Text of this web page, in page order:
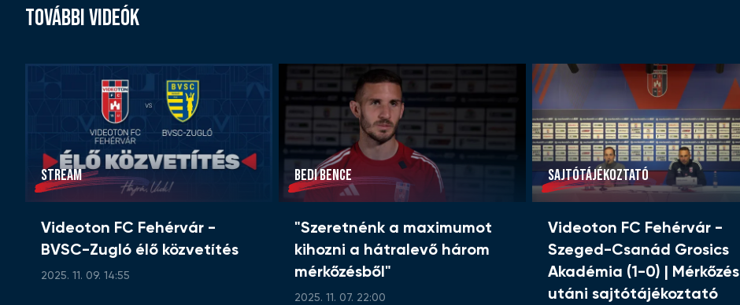
TOVÁBBI VIDEÓK
STREAM
Videoton FC Fehérvár -
BVSC-Zugló élő közvetítés
2025. 11. 09. 14:55
BEDI BENCE
"Szeretnénk a maximumot
kihozni a hátralevő három
mérkőzésből"
2025. 11. 07. 22:00
SAJTÓTÁJÉKOZTATÓ
Videoton FC Fehérvár -
Szeged-Csanád Grosics
Akadémia (1-0) | Mérkőzés
utáni sajtótájékoztató